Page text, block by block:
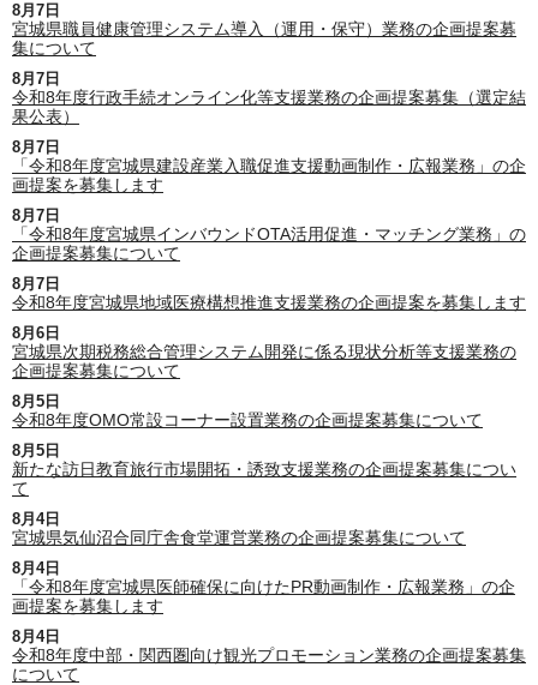
8月7日
宮城県職員健康管理システム導入（運用・保守）業務の企画提案募
集について
8月7日
令和8年度行政手続オンライン化等支援業務の企画提案募集（選定結
果公表）
8月7日
「令和8年度宮城県建設産業入職促進支援動画制作・広報業務」の企
画提案を募集します
8月7日
「令和8年度宮城県インバウンドOTA活用促進・マッチング業務」の
企画提案募集について
8月7日
令和8年度宮城県地域医療構想推進支援業務の企画提案を募集します
8月6日
宮城県次期税務総合管理システム開発に係る現状分析等支援業務の
企画提案募集について
8月5日
令和8年度OMO常設コーナー設置業務の企画提案募集について
8月5日
新たな訪日教育旅行市場開拓・誘致支援業務の企画提案募集につい
て
8月4日
宮城県気仙沼合同庁舎食堂運営業務の企画提案募集について
8月4日
「令和8年度宮城県医師確保に向けたPR動画制作・広報業務」の企
画提案を募集します
8月4日
令和8年度中部・関西圏向け観光プロモーション業務の企画提案募集
について